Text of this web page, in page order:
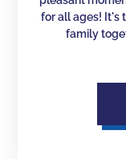
for all ages! It's
family